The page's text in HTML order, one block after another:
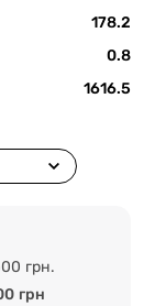
178.2
0.8
1616.5
грн.
грн